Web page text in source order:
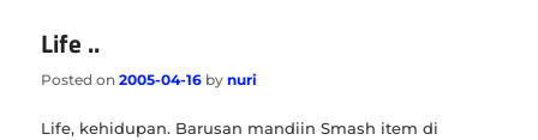
Life ..
Posted on2005-04-16 bynuri
Life, kehidupan. Barusan mandiin Smash item di